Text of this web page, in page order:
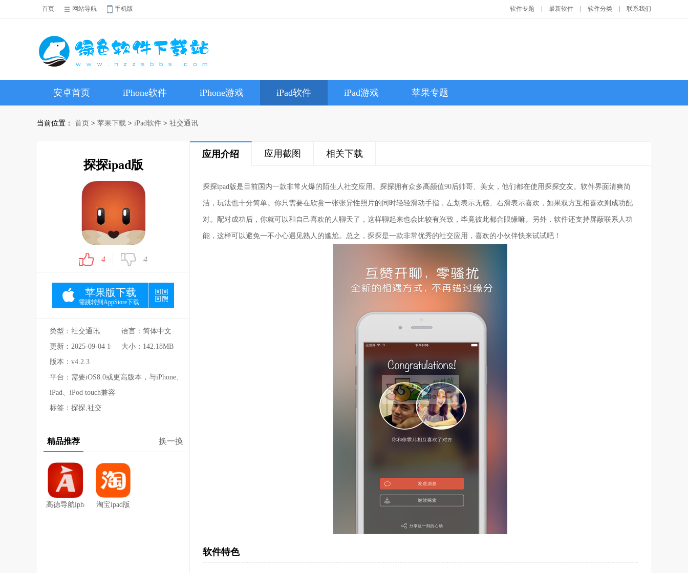
首页 网站导航 手机版 软件专题 最新软件 软件分类 联系我们
安卓首页 iPhone软件 iPhone游戏 iPad软件 iPad游戏 苹果专题
当前位置： 首页 > 苹果下载 > iPad软件 > 社交通讯
探探ipad版
4 4
苹果版下载
需跳转到AppStore下载
类型：社交通讯
语言：简体中文
更新：2025-09-04 10:20:44大小：142.18MB
版本：v4.2.3
平台：需要iOS8.0或更高版本，与iPhone、
iPad、iPod touch兼容
标签：探探,社交
精品推荐 换一换
高德导航iphone版淘宝ipad版
应用介绍 应用截图 相关下载
探探ipad版是目前国内一款非常火爆的陌生人社交应用。探探拥有众多高颜值90后帅哥、美女，他们都在使用探探交友。软件界面清爽简
洁，玩法也十分简单。你只需要在欣赏一张张异性照片的同时轻轻滑动手指，左划表示无感、右滑表示喜欢，如果双方互相喜欢则成功配
对。配对成功后，你就可以和自己喜欢的人聊天了，这样聊起来也会比较有兴致，毕竟彼此都合眼缘嘛。另外，软件还支持屏蔽联系人功
能，这样可以避免一不小心遇见熟人的尴尬。总之，探探是一款非常优秀的社交应用，喜欢的小伙伴快来试试吧！
软件特色